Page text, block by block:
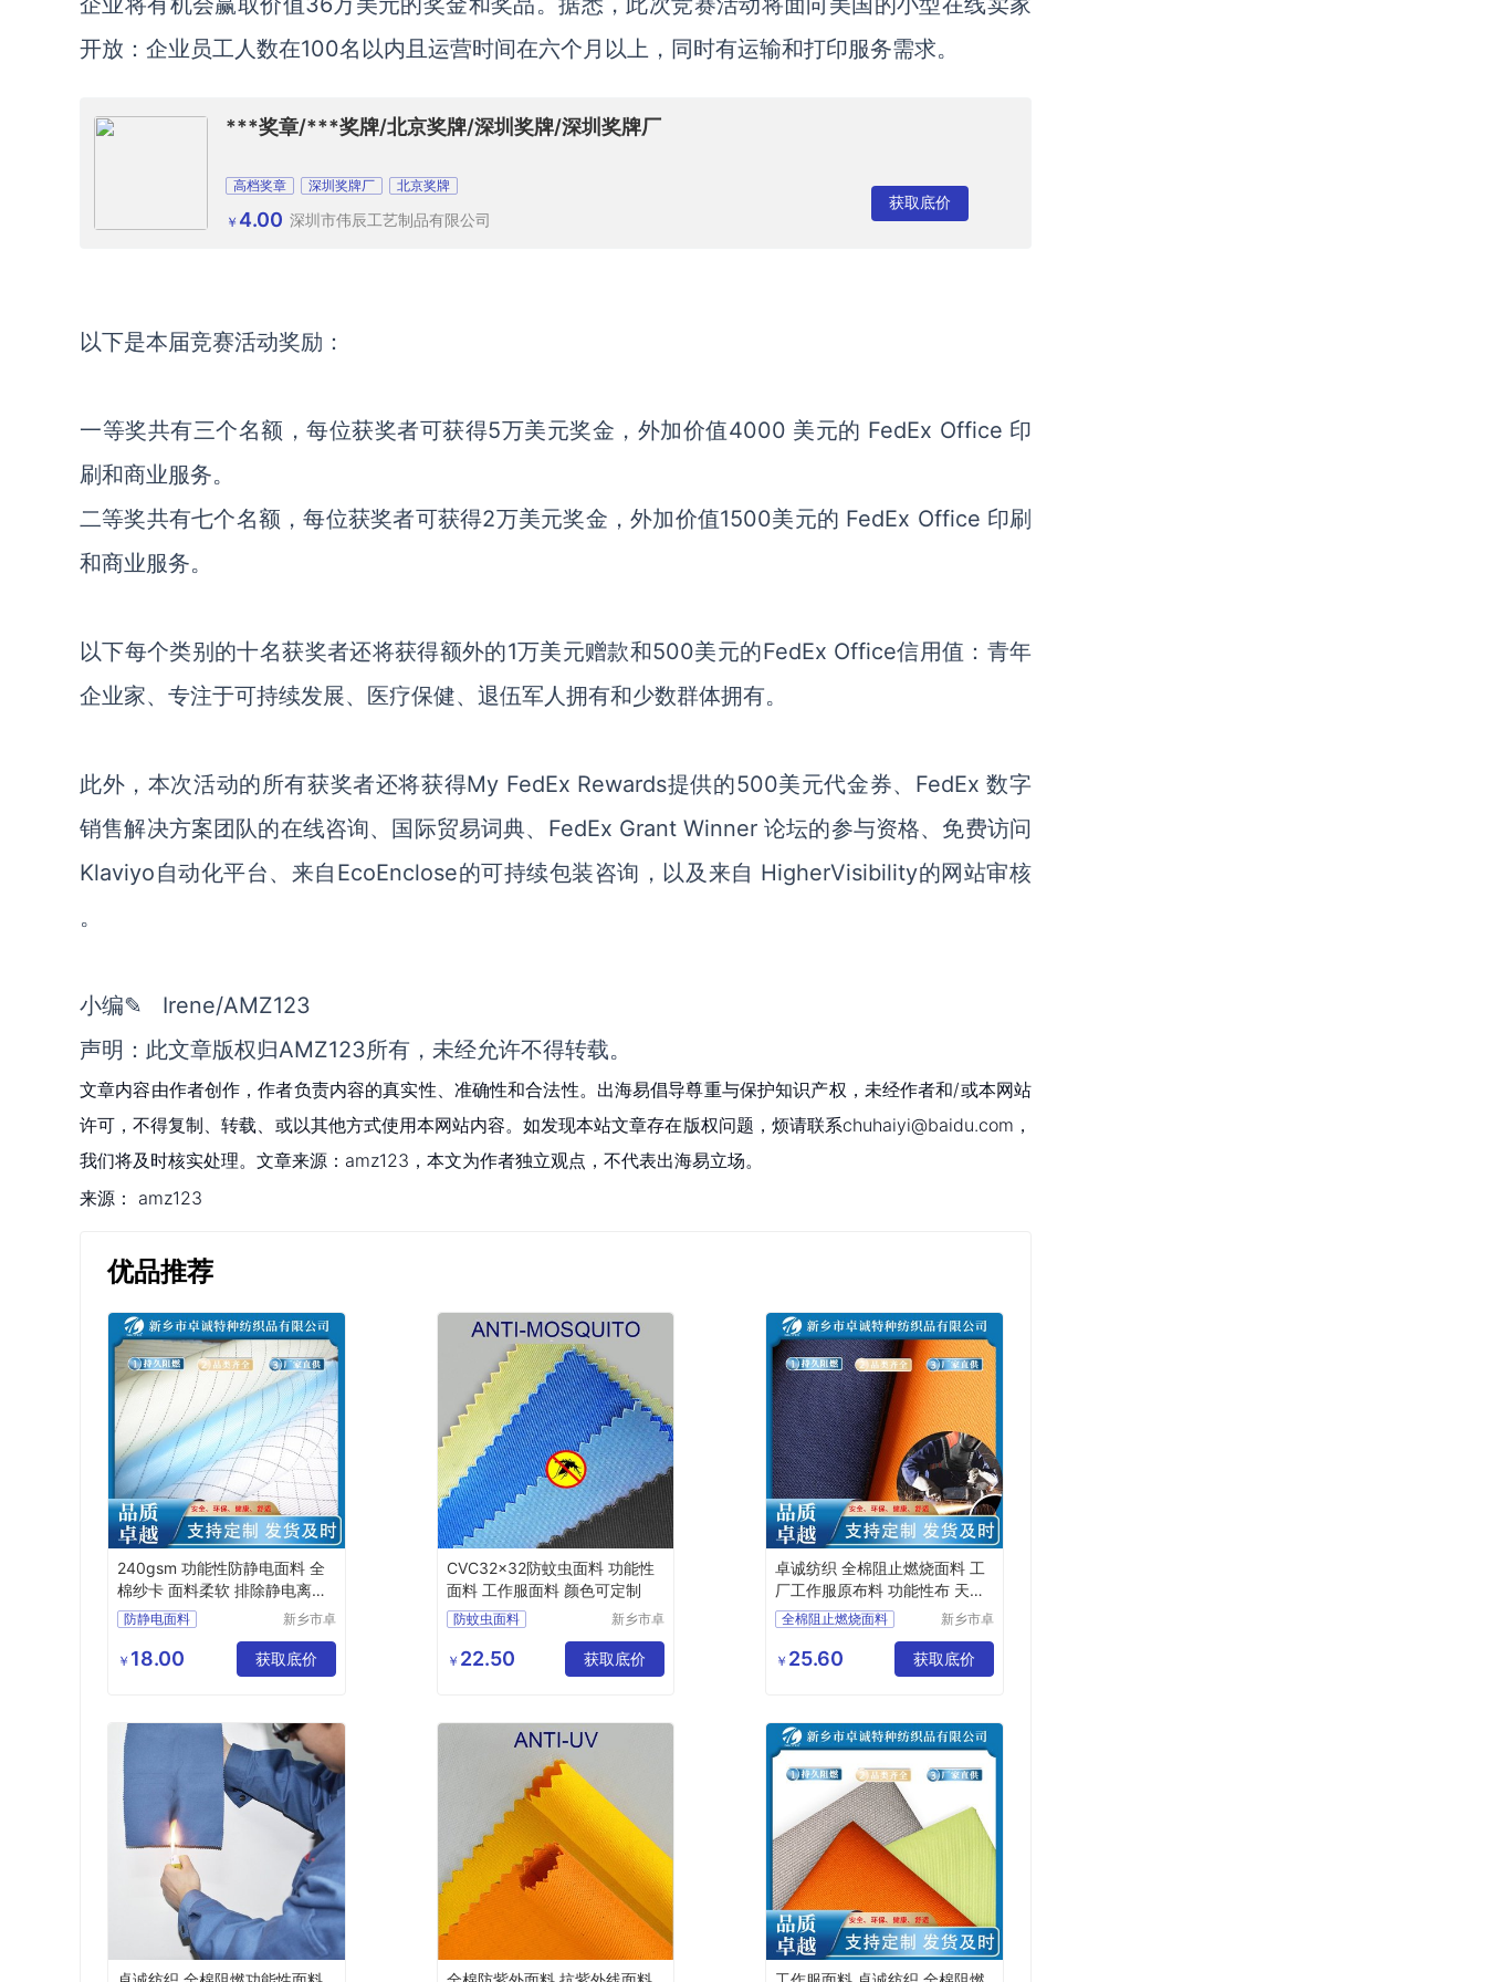
开放：企业员工人数在100名以内且运营时间在六个月以上，同时有运输和打印服务需求。
***奖章/***奖牌/北京奖牌/深圳奖牌/深圳奖牌厂
高档奖章 深圳奖牌厂 北京奖牌
￥ 4.00 深圳市伟辰工艺制品有限公司
获取底价
以下是本届竞赛活动奖励：
一等奖共有三个名额，每位获奖者可获得5万美元奖金，外加价值4000 美元的 FedEx Office 印
刷和商业服务。
二等奖共有七个名额，每位获奖者可获得2万美元奖金，外加价值1500美元的 FedEx Office 印刷
和商业服务。
以下每个类别的十名获奖者还将获得额外的1万美元赠款和500美元的FedEx Office信用值：青年
企业家、专注于可持续发展、医疗保健、退伍军人拥有和少数群体拥有。
此外，本次活动的所有获奖者还将获得My FedEx Rewards提供的500美元代金券、FedEx 数字
销售解决方案团队的在线咨询、国际贸易词典、FedEx Grant Winner 论坛的参与资格、免费访问
Klaviyo自动化平台、来自EcoEnclose的可持续包装咨询，以及来自 HigherVisibility的网站审核
。
小编✎ Irene/AMZ123
声明：此文章版权归AMZ123所有，未经允许不得转载。
文章内容由作者创作，作者负责内容的真实性、准确性和合法性。出海易倡导尊重与保护知识产权，未经作者和/或本网站
许可，不得复制、转载、或以其他方式使用本网站内容。如发现本站文章存在版权问题，烦请联系chuhaiyi@baidu.com，
我们将及时核实处理。文章来源：amz123，本文为作者独立观点，不代表出海易立场。
来源： amz123
优品推荐
240gsm 功能性防静电面料 全
棉纱卡 面料柔软 排除静电离子
危害
防静电面料
全棉布
防静电布
工作服面料
新乡市卓
织品有限
公司
￥ 18.00 获取底价
CVC32x32防蚊虫面料 功能性
面料 工作服面料 颜色可定制
防蚊虫面料
多功能面料
涤棉面料
新乡市卓
织品有限
公司
￥ 22.50 获取底价
卓诚纺织 全棉阻止燃烧面料 工
厂工作服原布料 功能性布 天然
纤维棉
全棉阻止燃烧面料
功能性面料
阻燃布厂家
新乡市卓
织品有限
公司
￥ 25.60 获取底价